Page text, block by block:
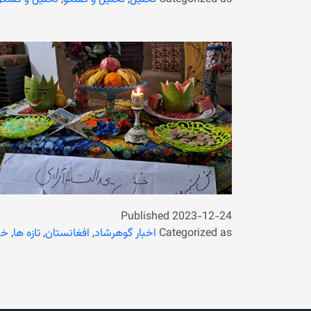
Published 2023-12-24
Categorized as اخبار گوهرشاد, افغانستان,تازه ها,